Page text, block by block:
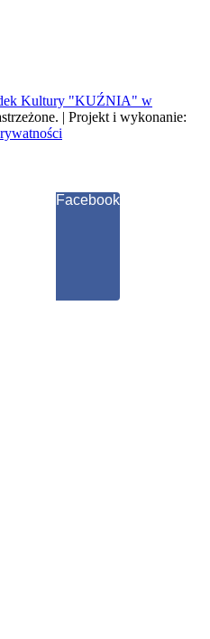
Kultury "KUŹNIA" w
| Projekt i wykonanie:
Facebook